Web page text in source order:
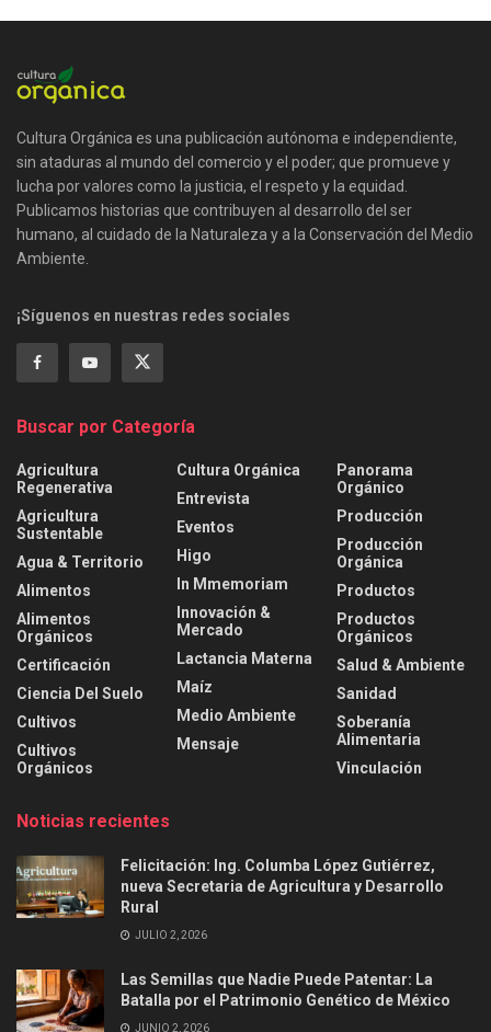
Cultura Orgánica es una publicación autónoma e independiente,
sin ataduras al mundo del comercio y el poder; que promueve y
lucha por valores como la justicia, el respeto y la equidad.
Publicamos historias que contribuyen al desarrollo del ser
humano, al cuidado de la Naturaleza y a la Conservación del Medio
Ambiente.
¡Síguenos en nuestras redes sociales
Buscar por Categoría
Agricultura
Regenerativa
Agricultura
Sustentable
Agua & Territorio
Alimentos
Alimentos
Orgánicos
Certificación
Ciencia Del Suelo
Cultivos
Cultivos
Orgánicos
Cultura Orgánica
Entrevista
Eventos
Higo
In Mmemoriam
Innovación &
Mercado
Lactancia Materna
Maíz
Medio Ambiente
Mensaje
Panorama
Orgánico
Producción
Producción
Orgánica
Productos
Productos
Orgánicos
Salud & Ambiente
Sanidad
Soberanía
Alimentaria
Vinculación
Noticias recientes
Felicitación: Ing. Columba López Gutiérrez,
nueva Secretaria de Agricultura y Desarrollo
Rural
JULIO 2, 2026
Las Semillas que Nadie Puede Patentar: La
Batalla por el Patrimonio Genético de México
JUNIO 2, 2026